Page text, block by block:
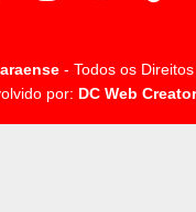
- Todos os
por: DC Web